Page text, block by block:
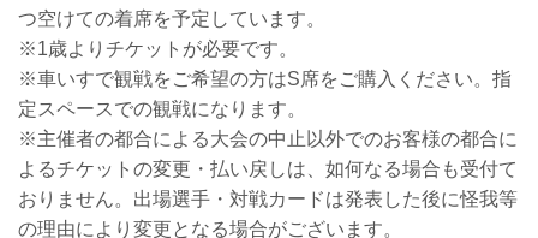
つ空けての着席を予定しています。
※1歳よりチケットが必要です。
※車いすで観戦をご希望の方はS席をご購入ください。指
定スペースでの観戦になります。
※主催者の都合による大会の中止以外でのお客様の都合に
よるチケットの変更・払い戻しは、如何なる場合も受付て
おりません。出場選手・対戦カードは発表した後に怪我等
の理由により変更となる場合がございます。